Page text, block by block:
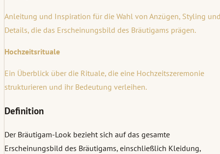
Anleitung und Inspiration für die Wahl von Anzügen, Styling
Details, die das Erscheinungsbild des Bräutigams prägen.
Hochzeitsrituale
Ein Überblick über die Rituale, die eine Hochzeitszeremonie
strukturieren und ihr Bedeutung verleihen.
Definition
Der Bräutigam-Look bezieht sich auf das gesamte
Erscheinungsbild des Bräutigams, einschließlich Kleidung,